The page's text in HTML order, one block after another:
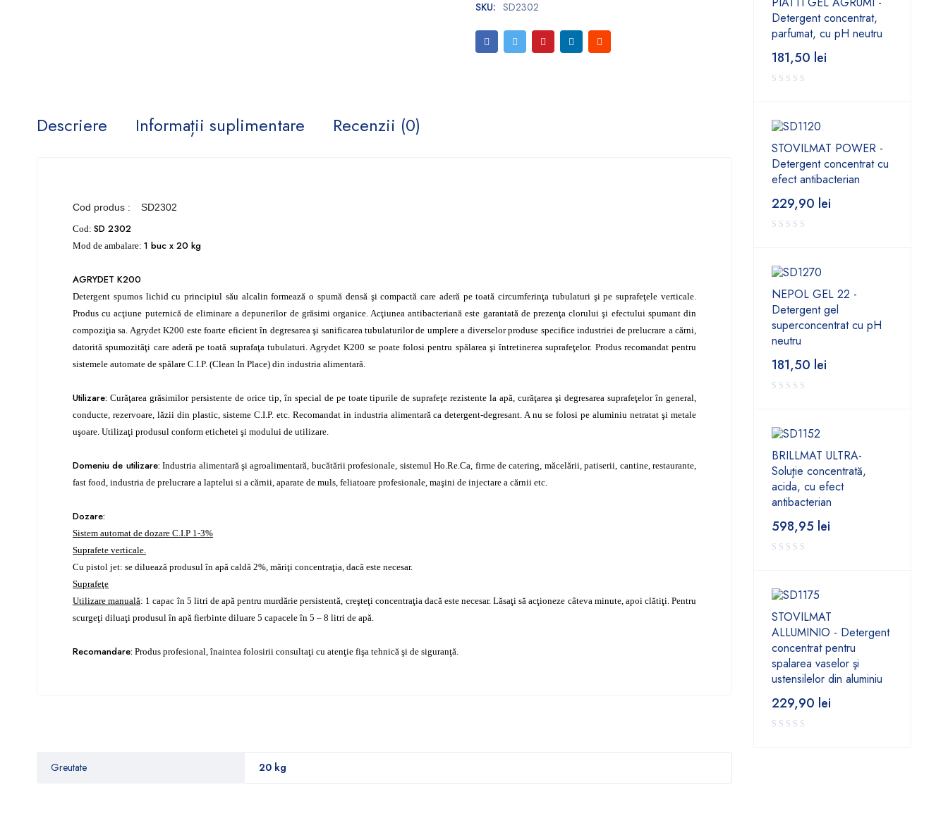
SKU: SD2302
Descriere Informații suplimentare Recenzii (0)
Cod produs : SD2302
Cod: SD 2302
Mod de ambalare: 1 buc x 20 kg
AGRYDET K200
Detergent spumos lichid cu principiul său alcalin formează o spumă densă şi compactă care aderă pe toată circumferinţa tubulaturi şi pe suprafeţele verticale.
Produs cu acţiune puternică de eliminare a depunerilor de grăsimi organice. Acţiunea antibacteriană este garantată de prezenţa clorului şi efectului spumant din
compoziţia sa. Agrydet K200 este foarte eficient în degresarea şi sanificarea tubulaturilor de umplere a diverselor produse specifice industriei de prelucrare a cărni,
datorită spumozităţi care aderă pe toată suprafaţa tubulaturi. Agrydet K200 se poate folosi pentru spălarea şi întretinerea suprafeţelor. Produs recomandat pentru
sistemele automate de spălare C.I.P. (Clean In Place) din industria alimentară.
Utilizare: Curăţarea grăsimilor persistente de orice tip, în special de pe toate tipurile de suprafeţe rezistente la apă, curăţarea şi degresarea suprafeţelor în general,
conducte, rezervoare, lăzii din plastic, sisteme C.I.P. etc. Recomandat in industria alimentară ca detergent-degresant. A nu se folosi pe aluminiu netratat şi metale
uşoare. Utilizaţi produsul conform etichetei şi modului de utilizare.
Domeniu de utilizare: Industria alimentară şi agroalimentară, bucătării profesionale, sistemul Ho.Re.Ca, firme de catering, măcelării, patiserii, cantine, restaurante,
fast food, industria de prelucrare a laptelui si a cărnii, aparate de muls, feliatoare profesionale, maşini de injectare a cărnii etc.
Dozare:
Sistem automat de dozare C.I.P 1-3%
Suprafete verticale.
Cu pistol jet: se diluează produsul în apă caldă 2%, măriţi concentraţia, dacă este necesar.
Suprafeţe
Utilizare manuală: 1 capac în 5 litri de apă pentru murdărie persistentă, creşteţi concentraţia dacă este necesar. Lăsaţi să acţioneze câteva minute, apoi clătiţi. Pentru
scurgeţi diluaţi produsul în apă fierbinte diluare 5 capacele în 5 – 8 litri de apă.
Recomandare: Produs profesional, înaintea folosirii consultaţi cu atenţie fişa tehnică şi de siguranţă.
Greutate 20 kg
Detergent concentrat,
parfumat, cu pH neutru
181,50 lei
STOVILMAT POWER -
Detergent concentrat cu
efect antibacterian
229,90 lei
NEPOL GEL 22 -
Detergent gel
superconcentrat cu pH
neutru
181,50 lei
BRILLMAT ULTRA-
Soluţie concentrată,
acida, cu efect
antibacterian
598,95 lei
STOVILMAT
ALLUMINIO - Detergent
concentrat pentru
spalarea vaselor şi
ustensilelor din aluminiu
229,90 lei